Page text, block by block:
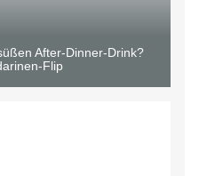
After-Dinner-Drink?
Flip